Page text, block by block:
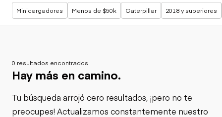
Búsquedas populares
Minicargadores Menos de $50k Caterpillar 2018 y superiores
0 resultados encontrados
Hay más en camino.
Tu búsqueda arrojó cero resultados, ¡pero no te
preocupes! Actualizamos constantemente nuestro